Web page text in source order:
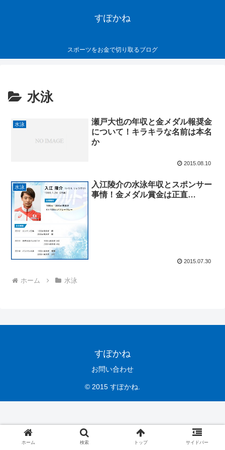
すぽかね
スポーツをお金で切り取るブログ
水泳
水泳
瀬戸大也の年収と金メダル報奨金
について！キラキラな名前は本名
か
2015.08.10
水泳
入江陵介の水泳年収とスポンサー
事情！金メダル賞金は正直…
2015.07.30
ホーム 水泳
すぽかね
お問い合わせ
© 2015 すぽかね.
ホーム 検索 トップ サイドバー